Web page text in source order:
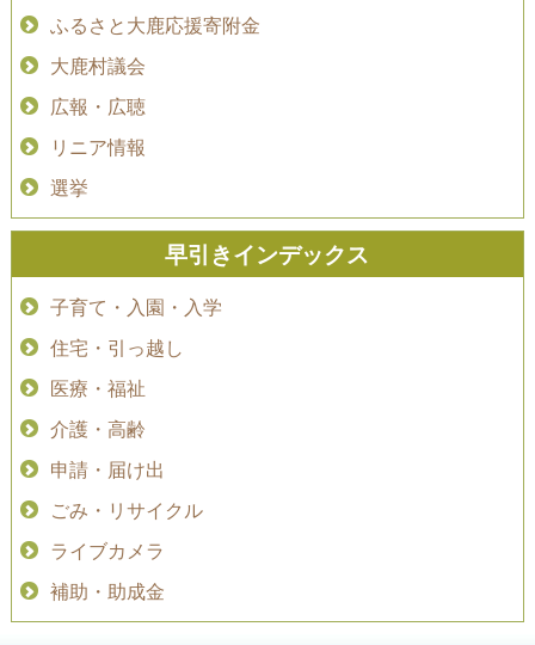
ふるさと大鹿応援寄附金
大鹿村議会
広報・広聴
リニア情報
選挙
早引きインデックス
子育て・入園・入学
住宅・引っ越し
医療・福祉
介護・高齢
申請・届け出
ごみ・リサイクル
ライブカメラ
補助・助成金